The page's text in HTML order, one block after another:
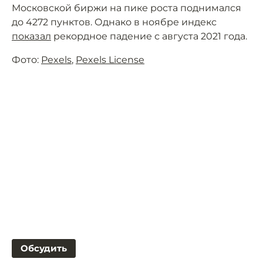
Московской биржи на пике роста поднимался
до 4272 пунктов. Однако в ноябре индекс
показал рекордное падение с августа 2021 года.
Фото: Pexels, Pexels License
Обсудить